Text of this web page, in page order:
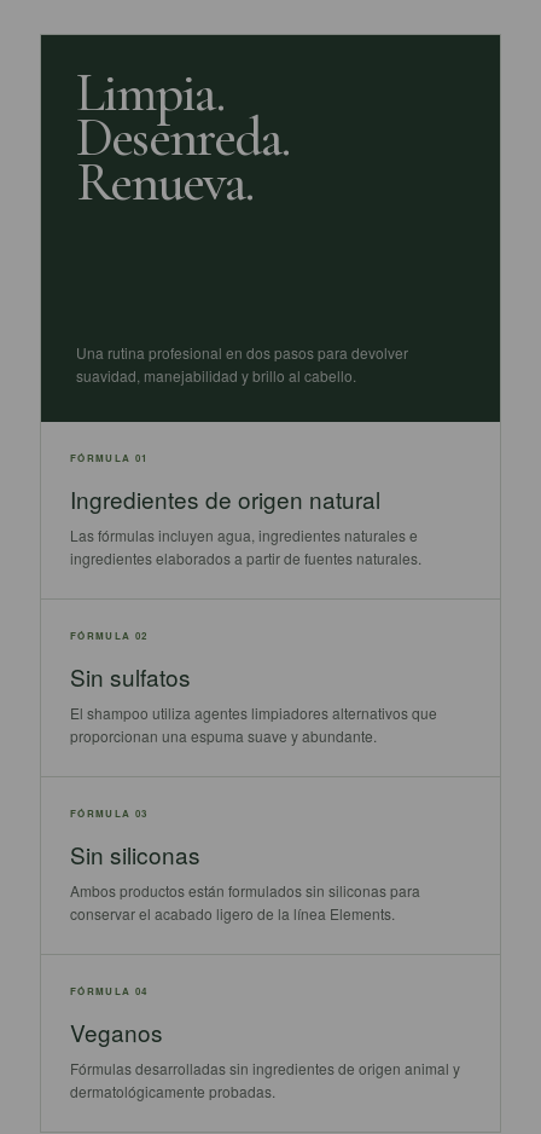
Limpia.
Desenreda.
Renueva.
Una rutina profesional en dos pasos para devolver
suavidad, manejabilidad y brillo al cabello.
FÓRMULA 01
Ingredientes de origen natural
Las fórmulas incluyen agua, ingredientes naturales e
ingredientes elaborados a partir de fuentes naturales.
FÓRMULA 02
Sin sulfatos
El shampoo utiliza agentes limpiadores alternativos que
proporcionan una espuma suave y abundante.
FÓRMULA 03
Sin siliconas
Ambos productos están formulados sin siliconas para
conservar el acabado ligero de la línea Elements.
FÓRMULA 04
Veganos
Fórmulas desarrolladas sin ingredientes de origen animal y
dermatológicamente probadas.